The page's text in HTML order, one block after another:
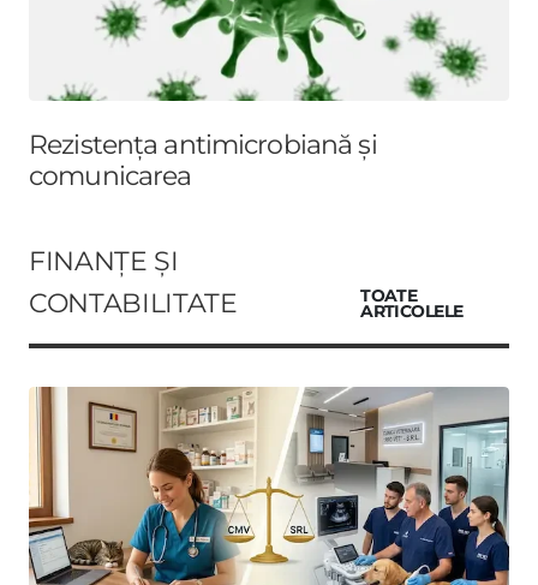
Rezistența antimicrobiană și
comunicarea
FINANȚE ȘI
CONTABILITATE
TOATE
ARTICOLELE